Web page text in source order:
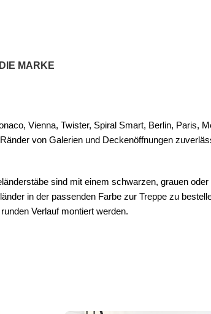
MARKE
Vienna, Twister, Spiral Smart, Berlin, Paris,
von Galerien und Deckenöffnungen
sind mit einem schwarzen, grauen
in der passenden Farbe zur Treppe zu
Verlauf montiert werden.